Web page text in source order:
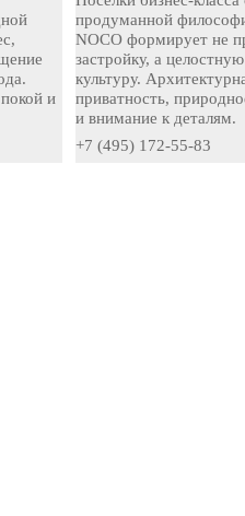
и
продуманной
NOCO формирует не
застройку, а
культуру.
приватность,
и внимание к деталям.
+7 (495) 172-55-83